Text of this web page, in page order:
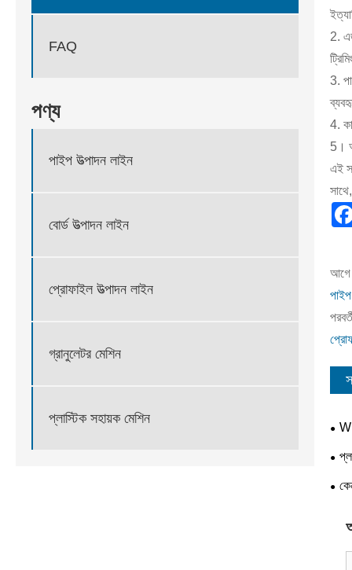
FAQ
পণ্য
পাইপ উত্পাদন লাইন
বোর্ড উত্পাদন লাইন
প্রোফাইল উত্পাদন লাইন
গ্রানুলেটর মেশিন
প্লাস্টিক সহায়ক মেশিন
2.
3.
4.
5।
এই